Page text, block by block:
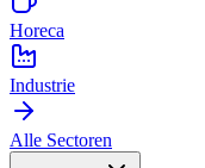
Horeca
Industrie
Alle Sectoren